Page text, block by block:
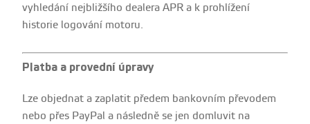
vyhledání nejbližšího dealera APR a k prohlížení
historie logování motoru.
Platba a provední úpravy
Lze objednat a zaplatit předem bankovním převodem
nebo přes PayPal a následně se jen domluvit na